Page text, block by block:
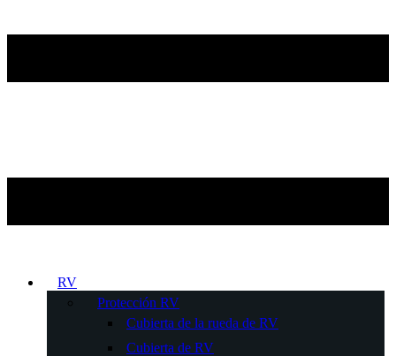
RV
Protección RV
Cubierta de la rueda de RV
Cubierta de RV